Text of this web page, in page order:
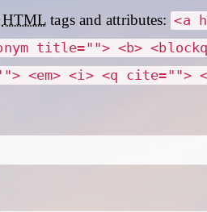
HTML tags and attributes: <a
title=""> <b>
<em> <i> <q cite="">